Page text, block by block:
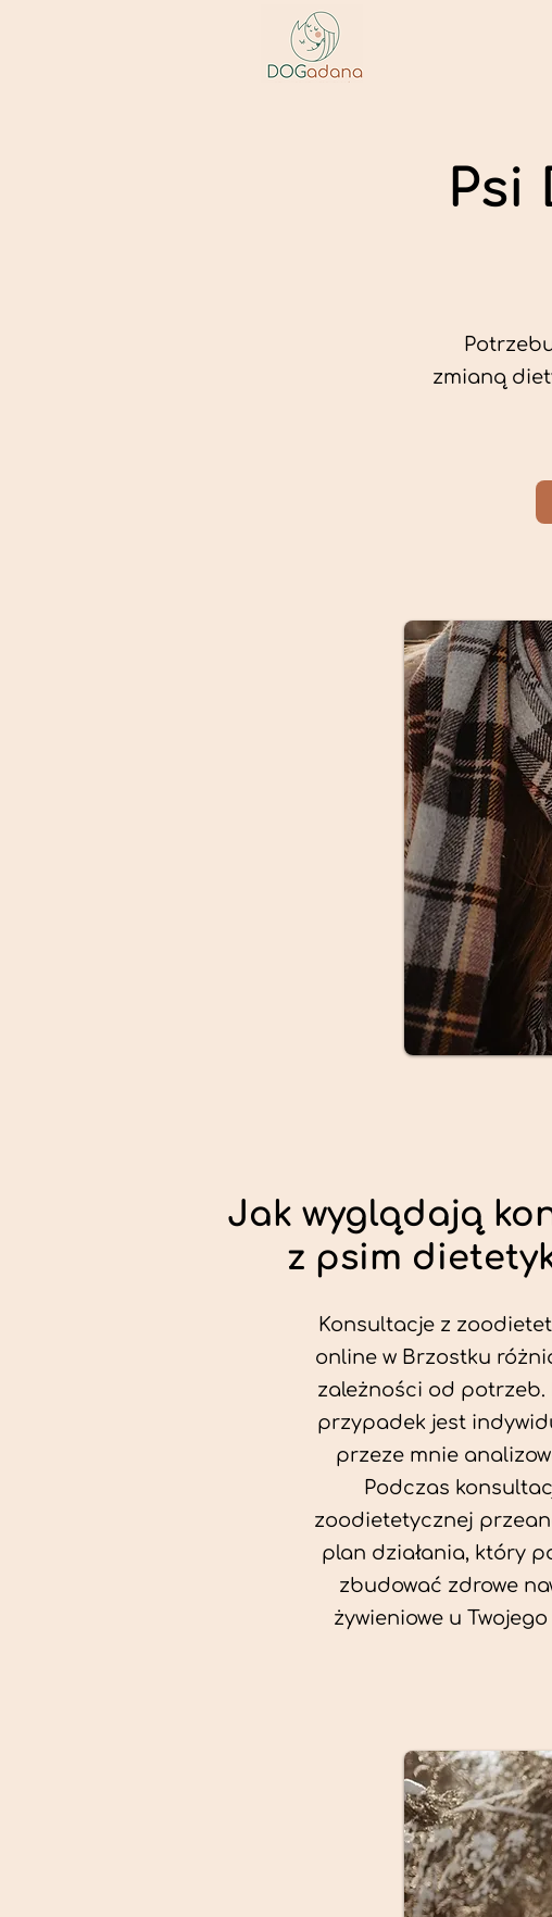
Psi
zmianą
Jak wyglądają
z psim
Konsultacje z
online w Brzostku
zależności od potrzeb.
przypadek jest
przeze mnie
Podczas
zoodietetycznej
plan działania, który
zbudować zdrowe
żywieniowe u